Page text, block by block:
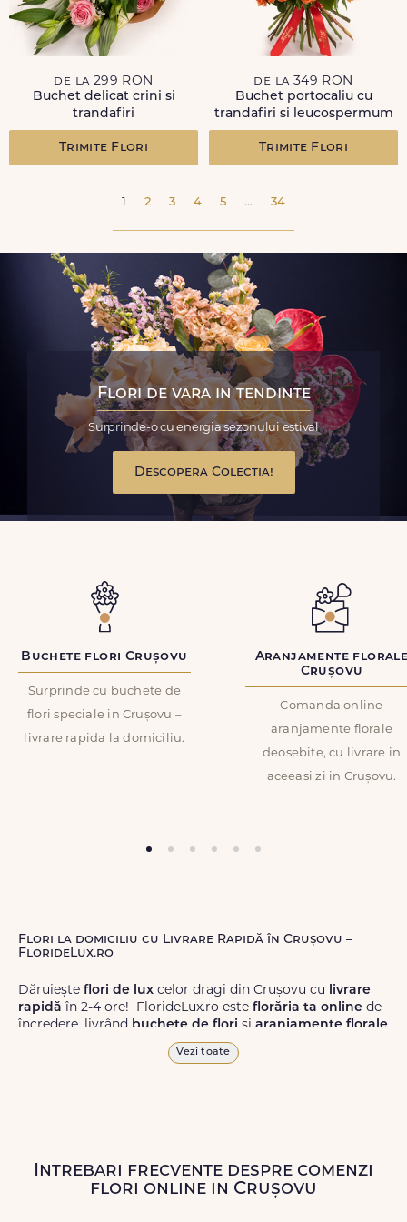
de la 299 RON
Buchet delicat crini si
trandafiri
Trimite Flori
de la 349 RON
Buchet portocaliu cu
trandafiri si leucospermum
Trimite Flori
1 2 3 4 5 ... 34
Flori de vara in tendinte
Surprinde-o cu energia sezonului estival
Descopera Colectia!
Buchete flori Crușovu
Surprinde cu buchete de
flori speciale in Crușovu –
livrare rapida la domiciliu.
Aranjamente
Crușovu
Comanda online
aranjamente florale
deosebite, cu livrare in
aceeasi zi in Crușovu.
Flori la domiciliu cu Livrare Rapidă în Crușovu –
FlorideLux.ro
Dăruiește flori de lux celor dragi din Crușovu cu livrare
rapidă în 2-4 ore! FlorideLux.ro este florăria ta online de
încredere, livrând buchete de flori și aranjamente florale
de calitate superioară în Crușovu și în toată România.
Livrăm buchete de florichiar și în weekend, pentru ca tu
să poți adresa un gest frumos atunci când ai nevoie.
Vezi toate
Intrebari frecvente despre comenzi
flori online in Crușovu